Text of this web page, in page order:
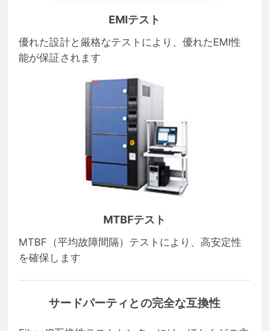
EMIテスト
優れた設計と厳格なテストにより、優れたEMI性
能が保証されます
MTBFテスト
MTBF（平均故障間隔）テストにより、高安定性
を確保します
サードパーティとの完全な互換性